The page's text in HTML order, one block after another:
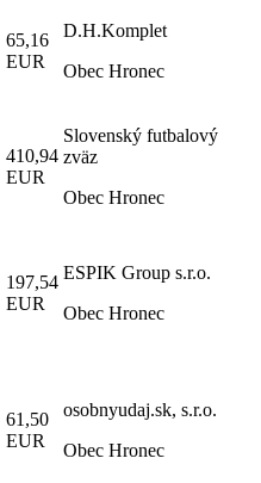
65,16
EUR
D.H.Komplet
Obec Hronec
410,94
EUR
Slovenský futbalový
zväz
Obec Hronec
197,54
EUR
ESPIK Group s.r.o.
Obec Hronec
61,50
EUR
osobnyudaj.sk, s.r.o.
Obec Hronec